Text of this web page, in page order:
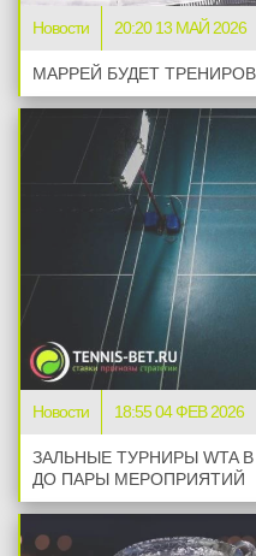
08.02.2026
ЗАВЕРШЁН
B. Bicknell (316)
F. Roncadelli(225)
1-й сет
2-й сет
3-й сет
08.02.2026
A. Andrade(223)
Джордан Томпсон
Новости 20:20 13 МАЙ 2026
МАРРЕЙ БУДЕТ
Новости 18:55 04 ФЕВ 2026
ЗАЛЬНЫЕ ТУРНИРЫ WTA
ДО ПАРЫ МЕРОПРИЯТИЙ